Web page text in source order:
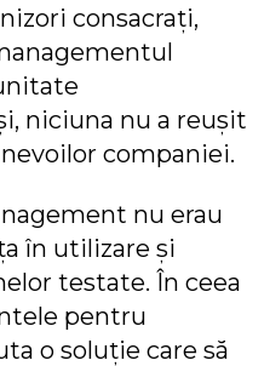
consacrați,
niciuna nu a reușit
companiei.
nu erau
în utilizare și
testate. În ceea
pentru
o soluție care să